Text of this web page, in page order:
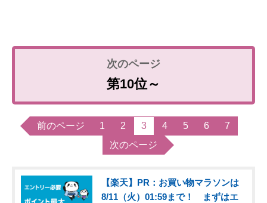
第10位～
前のページ 1 2 3 4 5 6
7
次のページ
【楽天】PR：お買い物マラソンは
8/11（火）01:59まで！ まずはエ